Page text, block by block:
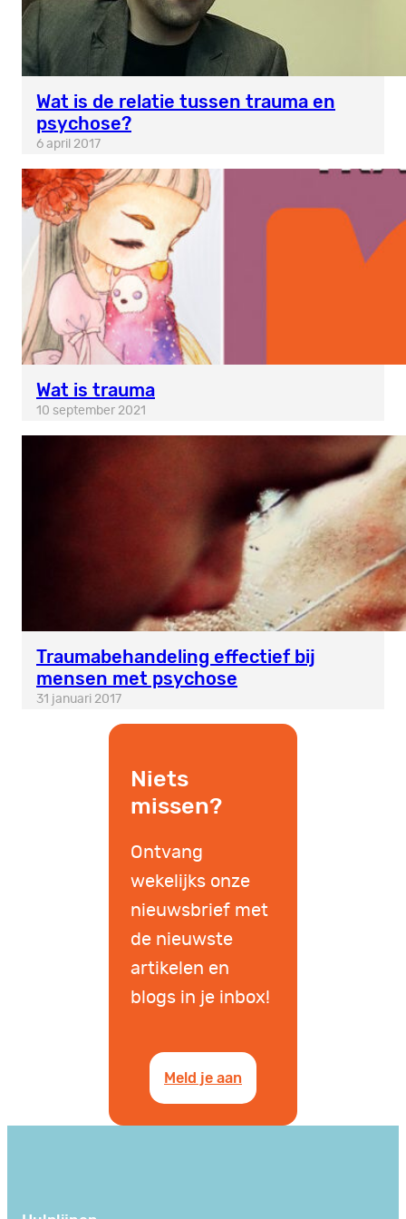
Wat is de relatie tussen trauma en
psychose?
6 april 2017
Wat is trauma
10 september 2021
Traumabehandeling effectief bij
mensen met psychose
31 januari 2017
Niets
missen?
Ontvang
wekelijks onze
nieuwsbrief met
de nieuwste
artikelen en
blogs in je inbox!
Meld je aan